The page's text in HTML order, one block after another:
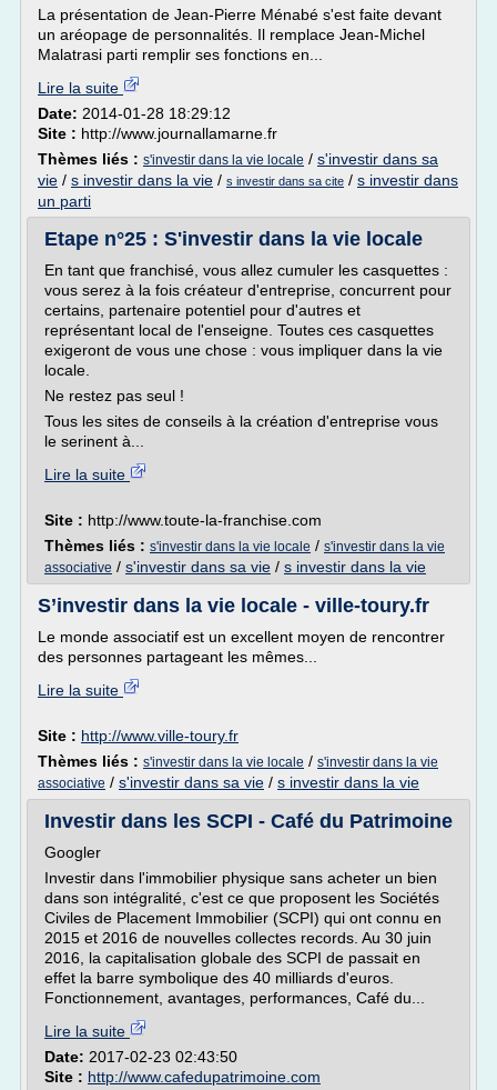
La présentation de Jean-Pierre Ménabé s'est faite devant
un aréopage de personnalités. Il remplace Jean-Michel
Malatrasi parti remplir ses fonctions en...
Lire la suite
Date: 2014-01-28 18:29:12
Site : http://www.journallamarne.fr
Thèmes liés : s'investir dans la vie locale / s'investir dans sa
vie / s investir dans la vie / s investir dans sa cite / s investir dans
un parti
Etape n°25 : S'investir dans la vie locale
En tant que franchisé, vous allez cumuler les casquettes :
vous serez à la fois créateur d'entreprise, concurrent pour
certains, partenaire potentiel pour d'autres et
représentant local de l'enseigne. Toutes ces casquettes
exigeront de vous une chose : vous impliquer dans la vie
locale.
Ne restez pas seul !
Tous les sites de conseils à la création d'entreprise vous
le serinent à...
Lire la suite
Site : http://www.toute-la-franchise.com
Thèmes liés : s'investir dans la vie locale / s'investir dans la vie
associative / s'investir dans sa vie / s investir dans la vie
S’investir dans la vie locale - ville-toury.fr
Le monde associatif est un excellent moyen de rencontrer
des personnes partageant les mêmes...
Lire la suite
Site : http://www.ville-toury.fr
Thèmes liés : s'investir dans la vie locale / s'investir dans la vie
associative / s'investir dans sa vie / s investir dans la vie
Investir dans les SCPI - Café du Patrimoine
Googler
Investir dans l'immobilier physique sans acheter un bien
dans son intégralité, c'est ce que proposent les Sociétés
Civiles de Placement Immobilier (SCPI) qui ont connu en
2015 et 2016 de nouvelles collectes records. Au 30 juin
2016, la capitalisation globale des SCPI de passait en
effet la barre symbolique des 40 milliards d'euros.
Fonctionnement, avantages, performances, Café du...
Lire la suite
Date: 2017-02-23 02:43:50
Site : http://www.cafedupatrimoine.com